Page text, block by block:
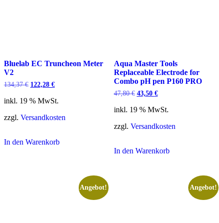
Bluelab EC Truncheon Meter
V2
134,37€ Ursprünglicher
war:
122,28 €Aktueller
ist:
inkl. 19 % MwSt.
zzgl. Versandkosten
In den Warenkorb
Aqua Master Tools
Replaceable Electrode for
Combo pH pen P160 PRO
47,80€ Ursprünglicher
war:
43,50 €Aktueller
ist:
inkl. 19 % MwSt.
zzgl. Versandkosten
In den Warenkorb
Angebot! Angebot!